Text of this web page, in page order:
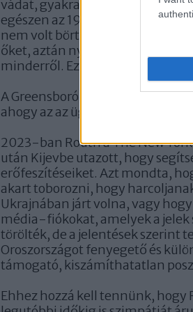
vádat, gyakran gépjármű-
egészen az 1980-as évek
nem volt börtönben, Fulk azt
őket, aztán nyilván a bírósági
minderről. Ez néha elég
A Greensborói
ahogy az az ügyvéd sem, aki
2023-ban Routh a The New
után Kijevbe utazott, hogy
erőfeszítéseiket. Azt mondta,
akart toborozni, hogy
Ukrajnában járt volna, vagy
média-fiókokat, amelyek a
törölték, de a jelentések szerint
Oroszországot fenyegető és
támogató, kiszámíthatatlan
Ehhez hozzá kell tennünk,